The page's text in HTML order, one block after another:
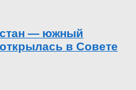
— южный
в Совете